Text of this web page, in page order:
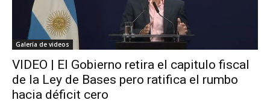
Galería de videos
VIDEO | El Gobierno retira el capitulo fiscal
de la Ley de Bases pero ratifica el rumbo
hacia déficit cero